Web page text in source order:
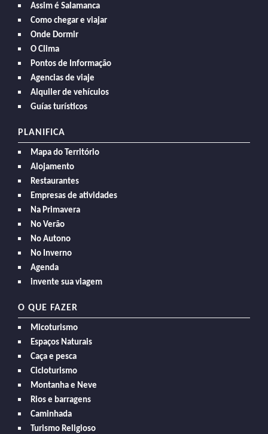
Assim é Salamanca
Como chegar e viajar
Onde Dormir
O Clima
Pontos de Informação
Agencias de viaje
Alquiler de vehículos
Guías turísticos
PLANIFICA
Mapa do Território
Alojamento
Restaurantes
Empresas de atividades
Na Primavera
No Verão
No Autono
No Inverno
Agenda
invente sua viagem
O QUE FAZER
Micoturismo
Espaços Naturais
Caça e pesca
Cicloturismo
Montanha e Neve
Rios e barragens
Caminhada
Turismo Religioso